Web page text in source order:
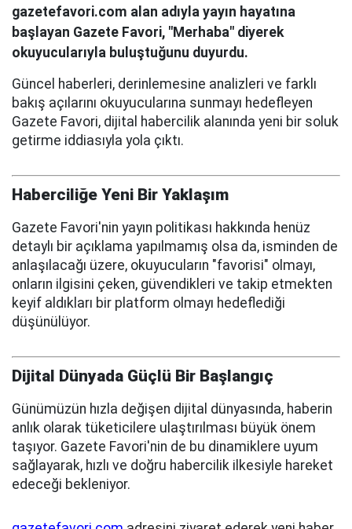
gazetefavori.com alan adıyla yayın hayatına
başlayan Gazete Favori, "Merhaba" diyerek
okuyucularıyla buluştuğunu duyurdu.
Güncel haberleri, derinlemesine analizleri ve farklı
bakış açılarını okuyucularına sunmayı hedefleyen
Gazete Favori, dijital habercilik alanında yeni bir soluk
getirme iddiasıyla yola çıktı.
Haberciliğe Yeni Bir Yaklaşım
Gazete Favori'nin yayın politikası hakkında henüz
detaylı bir açıklama yapılmamış olsa da, isminden de
anlaşılacağı üzere, okuyucuların "favorisi" olmayı,
onların ilgisini çeken, güvendikleri ve takip etmekten
keyif aldıkları bir platform olmayı hedeflediği
düşünülüyor.
Dijital Dünyada Güçlü Bir Başlangıç
Günümüzün hızla değişen dijital dünyasında, haberin
anlık olarak tüketicilere ulaştırılması büyük önem
taşıyor. Gazete Favori'nin de bu dinamiklere uyum
sağlayarak, hızlı ve doğru habercilik ilkesiyle hareket
edeceği bekleniyor.